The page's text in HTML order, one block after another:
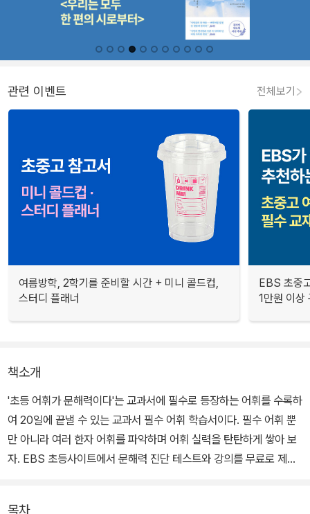
관련 이벤트 전체보기
여름방학, 2학기를 준비할 시간 + 미니 콜드컵,
스터디 플래너
EBS 초중
1만원 이상
책소개
'초등 어휘가 문해력이다'는 교과서에 필수로 등장하는 어휘를 수록하
여 20일에 끝낼 수 있는 교과서 필수 어휘 학습서이다. 필수 어휘 뿐
만 아니라 여러 한자 어휘를 파악하며 어휘 실력을 탄탄하게 쌓아 보
자. EBS 초등사이트에서 문해력 진단 테스트와 강의를 무료로 제공
목차